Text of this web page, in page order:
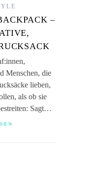
–
Menschen, die
lieben,
als ob sie
Sagt…